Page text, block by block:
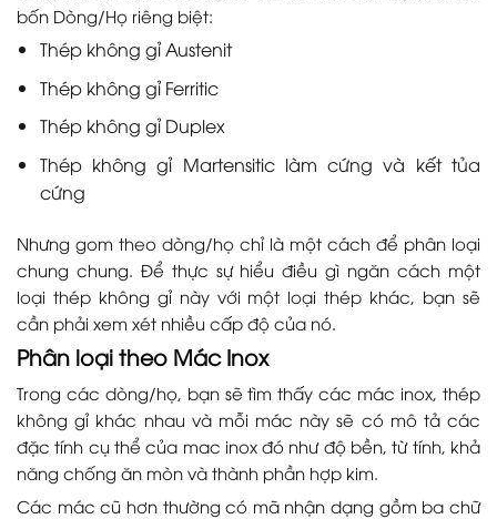
bốn Dòng/Họ riêng biệt:
Thép không gỉ Austenit
Thép không gỉ Ferritic
Thép không gỉ Duplex
Thép không gỉ Martensitic làm cứng và kết tủa
cứng
Nhưng gom theo dòng/họ chỉ là một cách để phân loại
chung chung. Để thực sự hiểu điều gì ngăn cách một
loại thép không gỉ này với một loại thép khác, bạn sẽ
cần phải xem xét nhiều cấp độ của nó.
Phân loại theo Mác Inox
Trong các dòng/họ, bạn sẽ tìm thấy các mác inox, thép
không gỉ khác nhau và mỗi mác này sẽ có mô tả các
đặc tính cụ thể của mac inox đó như độ bền, từ tính, khả
năng chống ăn mòn và thành phần hợp kim.
Các mác cũ hơn thường có mã nhận dạng gồm ba chữ